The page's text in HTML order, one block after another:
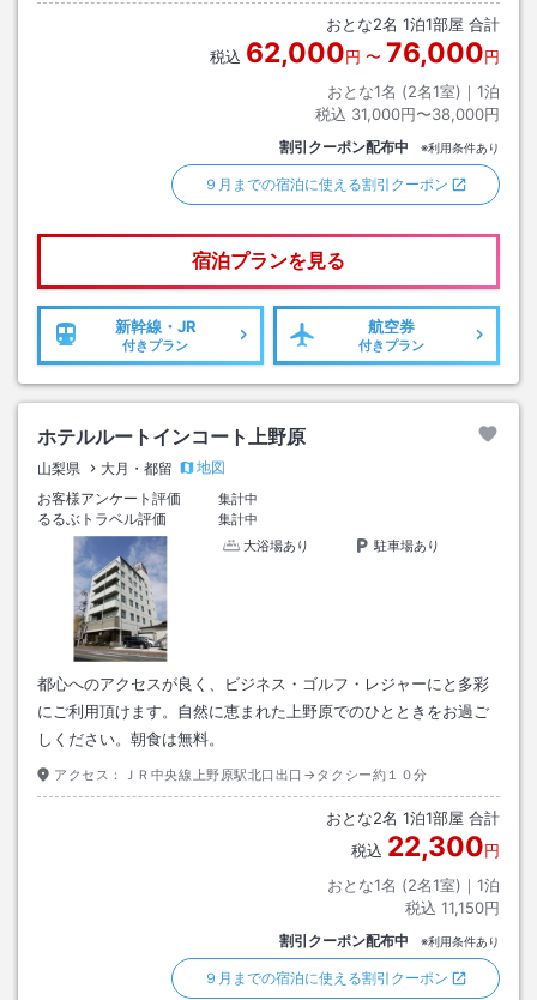
おとな2名 1泊1部屋 合計
税込 62,000円 〜 76,000円
おとな1名 (2名1室)｜ 1泊
税込 31,000円〜38,000円
割引クーポン配布中 ※利用条件あり
９月までの宿泊に使える割引クーポン
宿泊プランを見る
新幹線・JR
付きプラン
航空券
付きプラン
ホテルルートインコート上野原
山梨県 大月・都留
地図
お客様アンケート評価
集計中
るるぶトラベル評価
集計中
大浴場あり
駐車場あり
都心へのアクセスが良く、ビジネス・ゴルフ・レジャーにと多彩
にご利用頂けます。自然に恵まれた上野原でのひとときをお過ご
しください。朝食は無料。
アクセス： ＪＲ中央線上野原駅北口出口→タクシー約１０分
おとな2名 1泊1部屋 合計
税込 22,300円
おとな1名 (2名1室)｜ 1泊
税込 11,150円
割引クーポン配布中 ※利用条件あり
９月までの宿泊に使える割引クーポン